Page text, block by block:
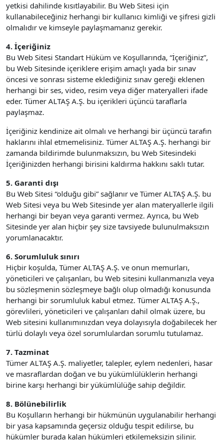
yetkisi dahilinde kısıtlayabilir. Bu Web Sitesi için
kullanabileceğiniz herhangi bir kullanıcı kimliği ve şifresi gizli
olmalıdır ve kimseyle paylaşmamanız gerekir.
4. İçeriğiniz
Bu Web Sitesi Standart Hüküm ve Koşullarında, “İçeriğiniz”,
bu Web Sitesinde içeriklere erişim amaçlı yada bir sınav
öncesi ve sonrası sisteme eklediğiniz sınav gereği eklenen
herhangi bir ses, video, resim veya diğer materyalleri ifade
eder. Tümer ALTAŞ A.Ş. bu içerikleri üçüncü taraflarla
paylaşmaz.
İçeriğiniz kendinize ait olmalı ve herhangi bir üçüncü tarafın
haklarını ihlal etmemelisiniz. Tümer ALTAŞ A.Ş. herhangi bir
zamanda bildirimde bulunmaksızın, bu Web Sitesindeki
İçeriğinizden herhangi birisini kaldırma hakkını saklı tutar.
5. Garanti dışı
Bu Web Sitesi “olduğu gibi” sağlanır ve Tümer ALTAŞ A.Ş. bu
Web Sitesi veya bu Web Sitesinde yer alan materyallerle ilgili
herhangi bir beyan veya garanti vermez. Ayrıca, bu Web
Sitesinde yer alan hiçbir şey size tavsiyede bulunulmaksızın
yorumlanacaktır.
6. Sorumluluk sınırı
Hiçbir koşulda, Tümer ALTAŞ A.Ş. ve onun memurları,
yöneticileri ve çalışanları, bu Web sitesini kullanmanızla veya
bu sözleşmenin sözleşmeye bağlı olup olmadığı konusunda
herhangi bir sorumluluk kabul etmez. Tümer ALTAŞ A.Ş.,
görevlileri, yöneticileri ve çalışanları dahil olmak üzere, bu
Web sitesini kullanımınızdan veya dolayısıyla doğabilecek her
türlü dolaylı veya özel sorumlulardan sorumlu tutulamaz.
7. Tazminat
Tümer ALTAŞ A.Ş. maliyetler, talepler, eylem nedenleri, hasar
ve masraflardan doğan ve bu yükümlülüklerin herhangi
birine karşı herhangi bir yükümlülüğe sahip değildir.
8. Bölünebilirlik
Bu Koşulların herhangi bir hükmünün uygulanabilir herhangi
bir yasa kapsamında geçersiz olduğu tespit edilirse, bu
hükümler burada kalan hükümleri etkilemeksizin silinir.